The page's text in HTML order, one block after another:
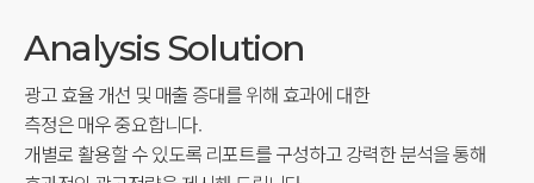
Analysis Solution
광고 효율 개선 및 매출 증대를 위해 효과에 대한
측정은 매우 중요합니다.
개별로 활용할 수 있도록 리포트를 구성하고 강력한 분석을 통해